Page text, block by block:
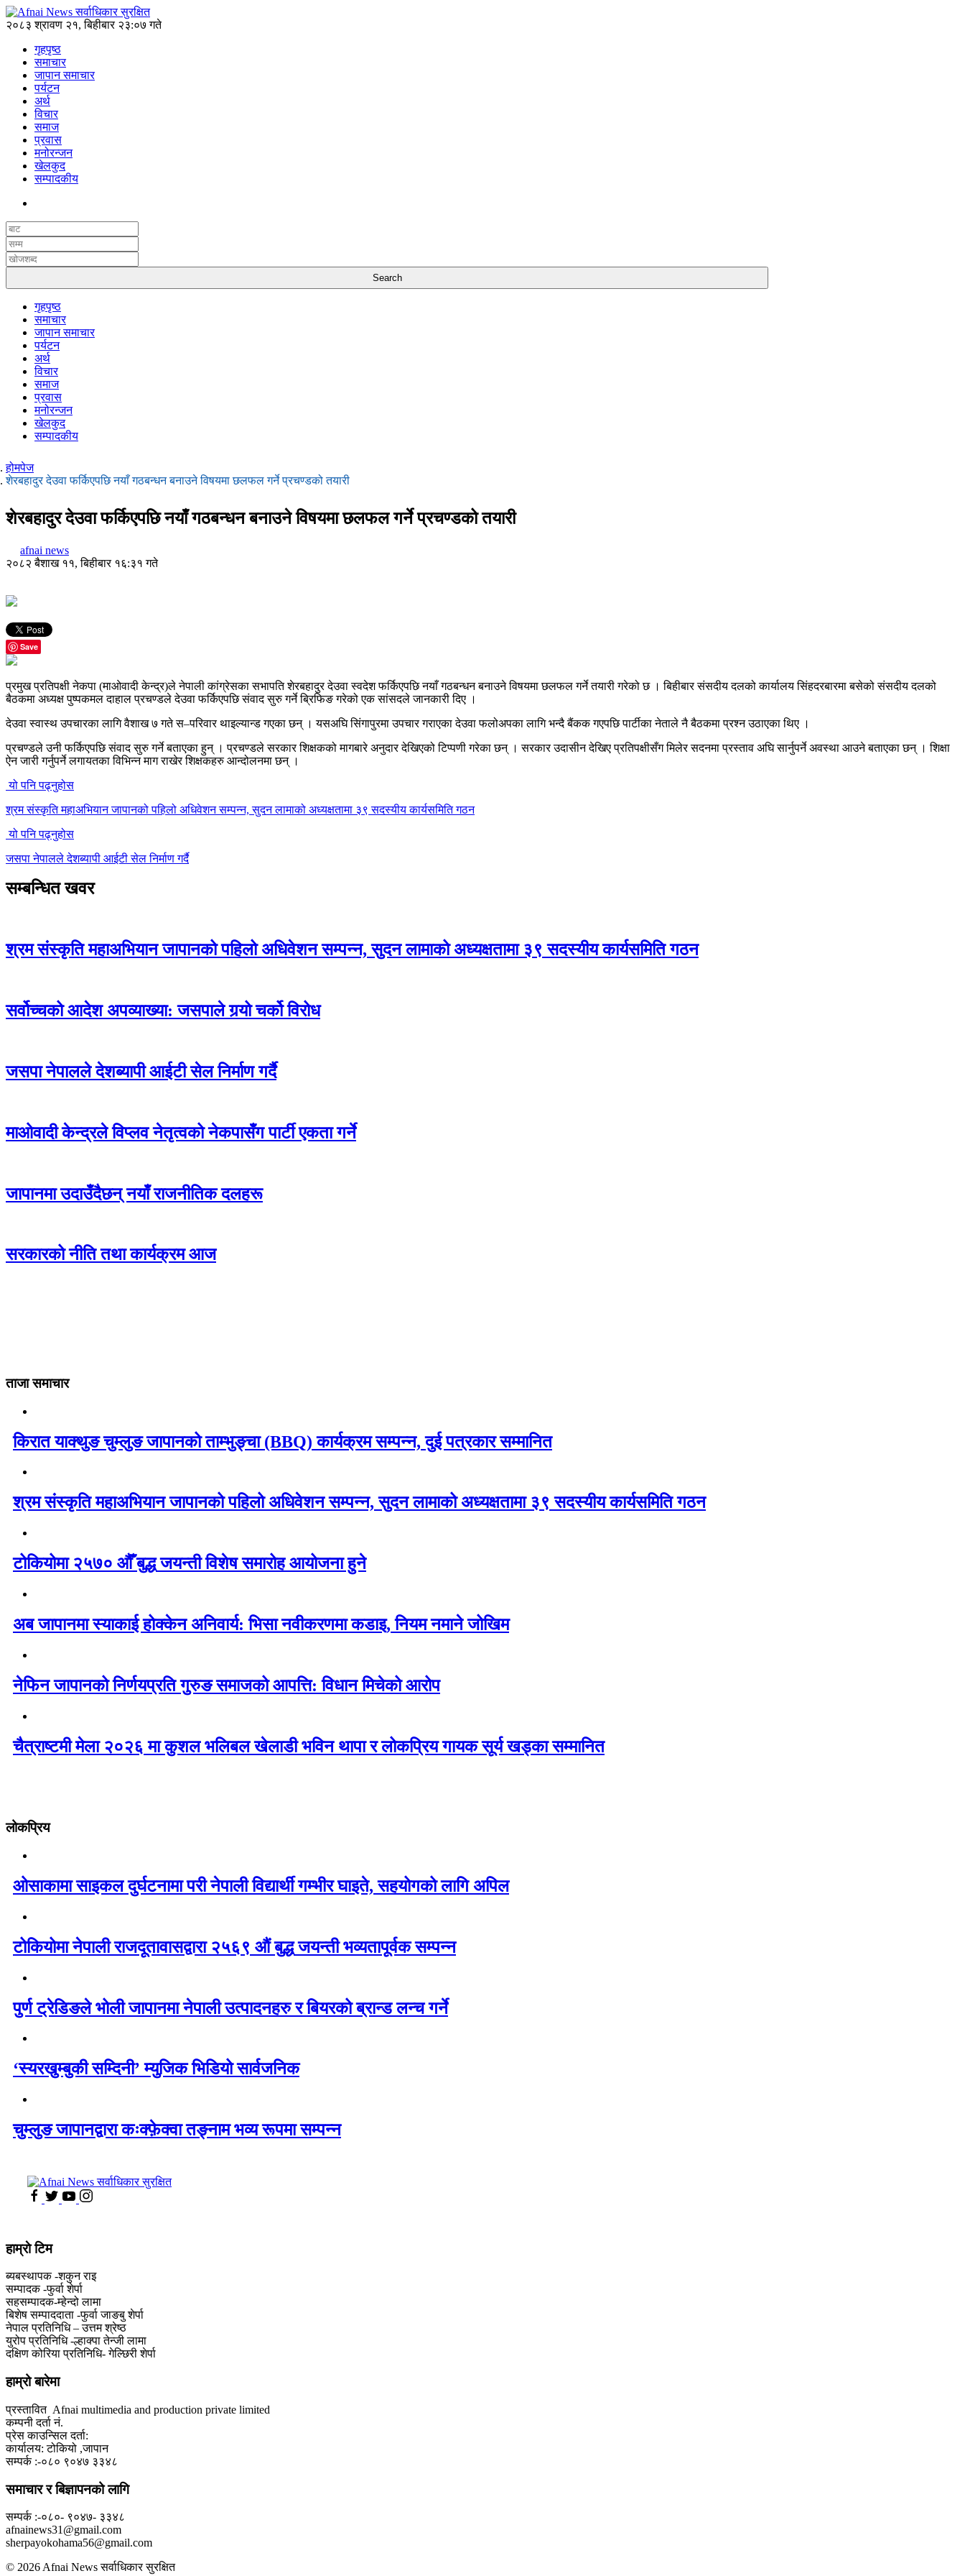
२०८३ श्रावण २१, बिहीबार २३:०७ गते
गृहपृष्ठ
समाचार
जापान समाचार
पर्यटन
अर्थ
विचार
समाज
प्रवास
मनोरन्जन
खेलकुद
सम्पादकीय
गृहपृष्ठ
समाचार
जापान समाचार
पर्यटन
अर्थ
विचार
समाज
प्रवास
मनोरन्जन
खेलकुद
सम्पादकीय
होमपेज
शेरबहादुर देउवा फर्किएपछि नयाँ गठबन्धन बनाउने विषयमा छलफल गर्ने प्रचण्डको तयारी
शेरबहादुर देउवा फर्किएपछि नयाँ गठबन्धन बनाउने विषयमा छलफल गर्ने प्रचण्डको तयारी
afnai news
२०८२ बैशाख ११, बिहीबार १६:३१ गते
Save
प्रमुख प्रतिपक्षी नेकपा (माओवादी केन्द्र)ले नेपाली कांग्रेसका सभापति शेरबहादुर देउवा स्वदेश फर्किएपछि नयाँ गठबन्धन बनाउने विषयमा छलफल गर्ने तयारी गरेको छ । बिहीबार संसदीय दलको कार्यालय सिंहदरबारमा बसेको संसदीय दलको
बैठकमा अध्यक्ष पुष्पकमल दाहाल प्रचण्डले देउवा फर्किएपछि संवाद सुरु गर्ने ब्रिफिङ गरेको एक सांसदले जानकारी दिए ।
देउवा स्वास्थ उपचारका लागि वैशाख ७ गते स–परिवार थाइल्यान्ड गएका छन् । यसअघि सिंगापुरमा उपचार गराएका देउवा फलोअपका लागि भन्दै बैंकक गएपछि पार्टीका नेताले नै बैठकमा प्रश्न उठाएका थिए ।
प्रचण्डले उनी फर्किएपछि संवाद सुरु गर्ने बताएका हुन् । प्रचण्डले सरकार शिक्षकको मागबारे अनुदार देखिएको टिप्पणी गरेका छन् । सरकार उदासीन देखिए प्रतिपक्षीसँग मिलेर सदनमा प्रस्ताव अघि सार्नुपर्ने अवस्था आउने बताएका छन् । शिक्षा
ऐन जारी गर्नुपर्ने लगायतका विभिन्न माग राखेर शिक्षकहरु आन्दोलनमा छन् ।
यो पनि पढ्नुहोस
श्रम संस्कृति महाअभियान जापानको पहिलो अधिवेशन सम्पन्न, सुदन लामाको अध्यक्षतामा ३९ सदस्यीय कार्यसमिति गठन
यो पनि पढ्नुहोस
जसपा नेपालले देशब्यापी आईटी सेल निर्माण गर्दै
सम्बन्धित खवर
श्रम संस्कृति महाअभियान जापानको पहिलो अधिवेशन सम्पन्न, सुदन लामाको अध्यक्षतामा ३९ सदस्यीय कार्यसमिति गठन
सर्वोच्चको आदेश अपव्याख्या: जसपाले गर्‍यो चर्को विरोध
जसपा नेपालले देशब्यापी आईटी सेल निर्माण गर्दै
माओवादी केन्द्रले विप्लव नेतृत्वको नेकपासँग पार्टी एकता गर्ने
जापानमा उदाउँदैछन् नयाँ राजनीतिक दलहरू
सरकारको नीति तथा कार्यक्रम आज
ताजा समाचार
किरात याक्थुङ चुम्लुङ जापानको ताम्भुङ्चा (BBQ) कार्यक्रम सम्पन्न, दुई पत्रकार सम्मानित
श्रम संस्कृति महाअभियान जापानको पहिलो अधिवेशन सम्पन्न, सुदन लामाको अध्यक्षतामा ३९ सदस्यीय कार्यसमिति गठन
टोकियोमा २५७० औँ बुद्ध जयन्ती विशेष समारोह आयोजना हुने
अब जापानमा स्याकाई होक्केन अनिवार्य: भिसा नवीकरणमा कडाइ, नियम नमाने जोखिम
नेफिन जापानको निर्णयप्रति गुरुङ समाजको आपत्ति: विधान मिचेको आरोप
चैत्राष्टमी मेला २०२६ मा कुशल भलिबल खेलाडी भविन थापा र लोकप्रिय गायक सूर्य खड्का सम्मानित
लोकप्रिय
ओसाकामा साइकल दुर्घटनामा परी नेपाली विद्यार्थी गम्भीर घाइते, सहयोगको लागि अपिल
टोकियोमा नेपाली राजदूतावासद्वारा २५६९ औं बुद्ध जयन्ती भव्यतापूर्वक सम्पन्न
पुर्ण ट्रेडिङले भोली जापानमा नेपाली उत्पादनहरु र बियरको ब्रान्ड लन्च गर्ने
‘स्यरखुम्बुकी सम्दिनी’ म्युजिक भिडियो सार्वजनिक
चुम्लुङ जापानद्वारा कःक्फ़ेक्वा तङ्नाम भव्य रूपमा सम्पन्न
हाम्राे टिम
ब्यबस्थापक -शकुन राइ
सम्पादक -फुर्वा शेर्पा
सहसम्पादक-म्हेन्दो लामा
‍बिशेष सम्पाददाता -फुर्वा जा‌ङबु शेर्पा
नेपाल प्रतिनिधि – उत्तम श्रेष्ठ
युरोप प्रतिनिधि -ल्हाक्पा तेन्जी लामा
दक्षिण कोरिया प्रतिनिधि- गेल्छिरी शेर्पा
हाम्रो बारेमा
प्रस्तावित Afnai multimedia and production private limited
कम्पनी दर्ता नं.
प्रेस काउन्सिल दर्ता:
कार्यालय: टोकियो ,जापान
सम्पर्क :-०८० ९०४७ ३३४८
समाचार र बिज्ञापनको लागि
सम्पर्क :-०८०- ९०४७- ३३४८
afnainews31@gmail.com
sherpayokohama56@gmail.com
© 2026 Afnai News सर्वाधिकार सुरक्षित